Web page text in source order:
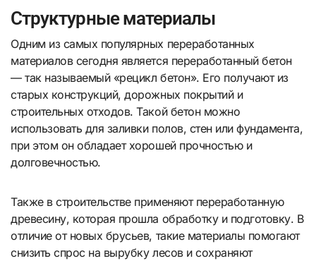
Структурные материалы
Одним из самых популярных переработанных
материалов сегодня является переработанный бетон
— так называемый «рецикл бетон». Его получают из
старых конструкций, дорожных покрытий и
строительных отходов. Такой бетон можно
использовать для заливки полов, стен или фундамента,
при этом он обладает хорошей прочностью и
долговечностью.
Также в строительстве применяют переработанную
древесину, которая прошла обработку и подготовку. В
отличие от новых брусьев, такие материалы помогают
снизить спрос на вырубку лесов и сохраняют